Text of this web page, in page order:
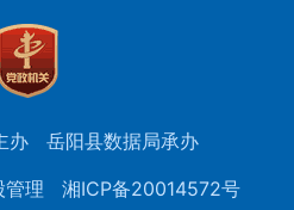
办
岳阳县数据局承办
管理
湘ICP备20014572号